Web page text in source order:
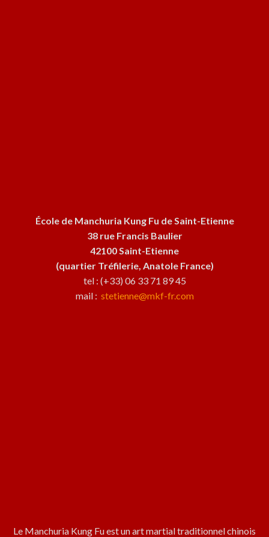
École de Manchuria Kung Fu de Saint-Etienne
38 rue Francis Baulier
42100 Saint-Etienne
(quartier Tréfilerie, Anatole France)
tel : (+33) 06 33 71 89 45
mail : stetienne@mkf-fr.com
Le Manchuria Kung Fu est un art martial traditionnel chinois